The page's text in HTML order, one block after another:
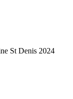
St Denis 2024